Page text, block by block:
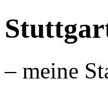
– meine